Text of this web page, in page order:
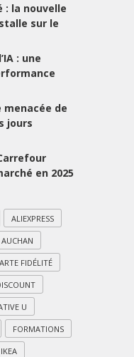
la nouvelle
sur le
: une
menacée de
jours
en 2025
ALIEXPRESS
AUCHAN
FIDÉLITÉ
U
FORMATIONS
IKEA